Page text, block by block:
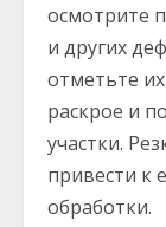
осмотрите
и других
отметьте
раскрое и
участки.
привести к
обработки.